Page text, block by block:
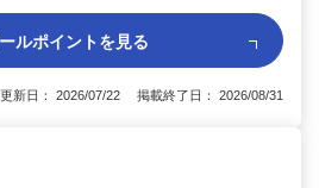
ルポイントを見る
更新日： 2026/07/22 掲載終了日： 2026/08/31